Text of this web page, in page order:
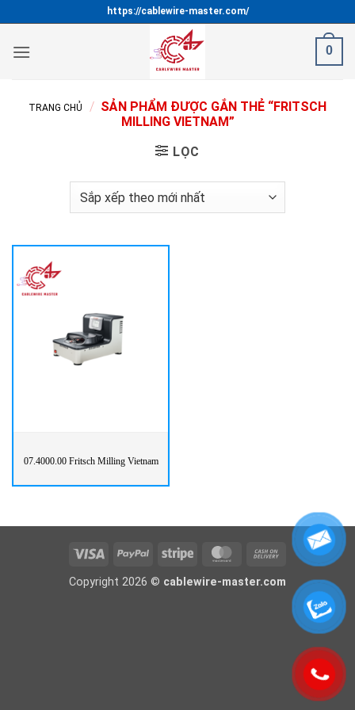
qua
nội
https://cablewire-master.com/
0
TRANG CHỦ / SẢN PHẨM ĐƯỢC GẮN THẺ “FRITSCH
MILLING VIETNAM”
LỌC
07.4000.00 Fritsch Milling Vietnam
Visa PayPal Stripe MasterCardCash
Delivery
Copyright 2026 © cablewire-master.com